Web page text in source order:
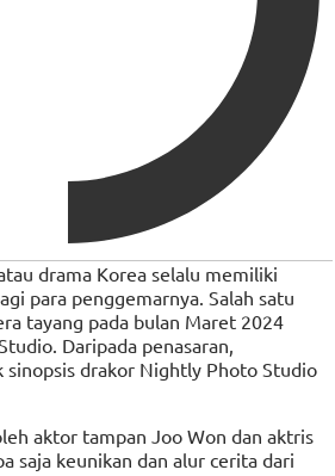
drama Korea selalu memiliki
para penggemarnya. Salah satu
tayang pada bulan Maret 2024
Daripada penasaran,
sinopsis drakor Nightly Photo Studio
aktor tampan Joo Won dan aktris
saja keunikan dan alur cerita dari